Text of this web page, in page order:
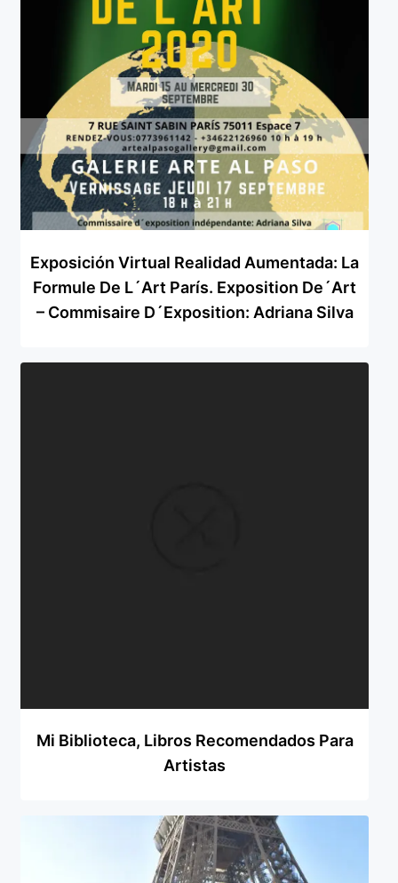
Exposición Virtual Realidad Aumentada: La
Formule De L´art París. Exposition De´art
– Commisaire D´exposition: Adriana Silva
Mi Biblioteca, Libros Recomendados Para
Artistas